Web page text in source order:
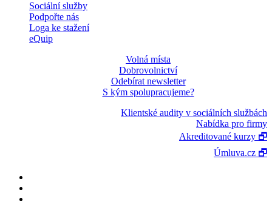
Sociální služby
Podpořte nás
Loga ke stažení
eQuip
Volná místa
Dobrovolnictví
Odebírat newsletter
S kým spolupracujeme?
Klientské audity v sociálních službách
Nabídka pro firmy
Akreditované kurzy 🗗
Úmluva.cz 🗗